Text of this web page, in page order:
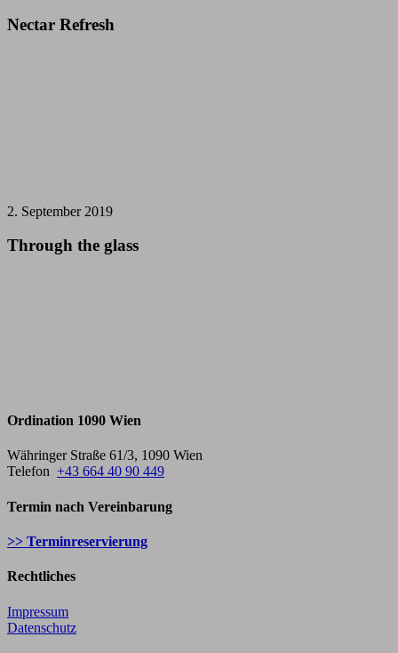
Nectar Refresh
2. September 2019
Through the glass
Ordination 1090 Wien
Währinger Straße 61/3, 1090 Wien
Telefon +43 664 40 90 449
Termin nach Vereinbarung
>> Terminreservierung
Rechtliches
Impressum
Datenschutz